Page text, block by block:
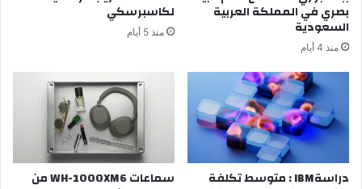
بصري في المملكة العربية
السعودية
منذ 4 أيام
لكاسبرسكي
منذ 5 أيام
دراسةIBM : متوسط تكلفة سماعات WH-1000XM6 من